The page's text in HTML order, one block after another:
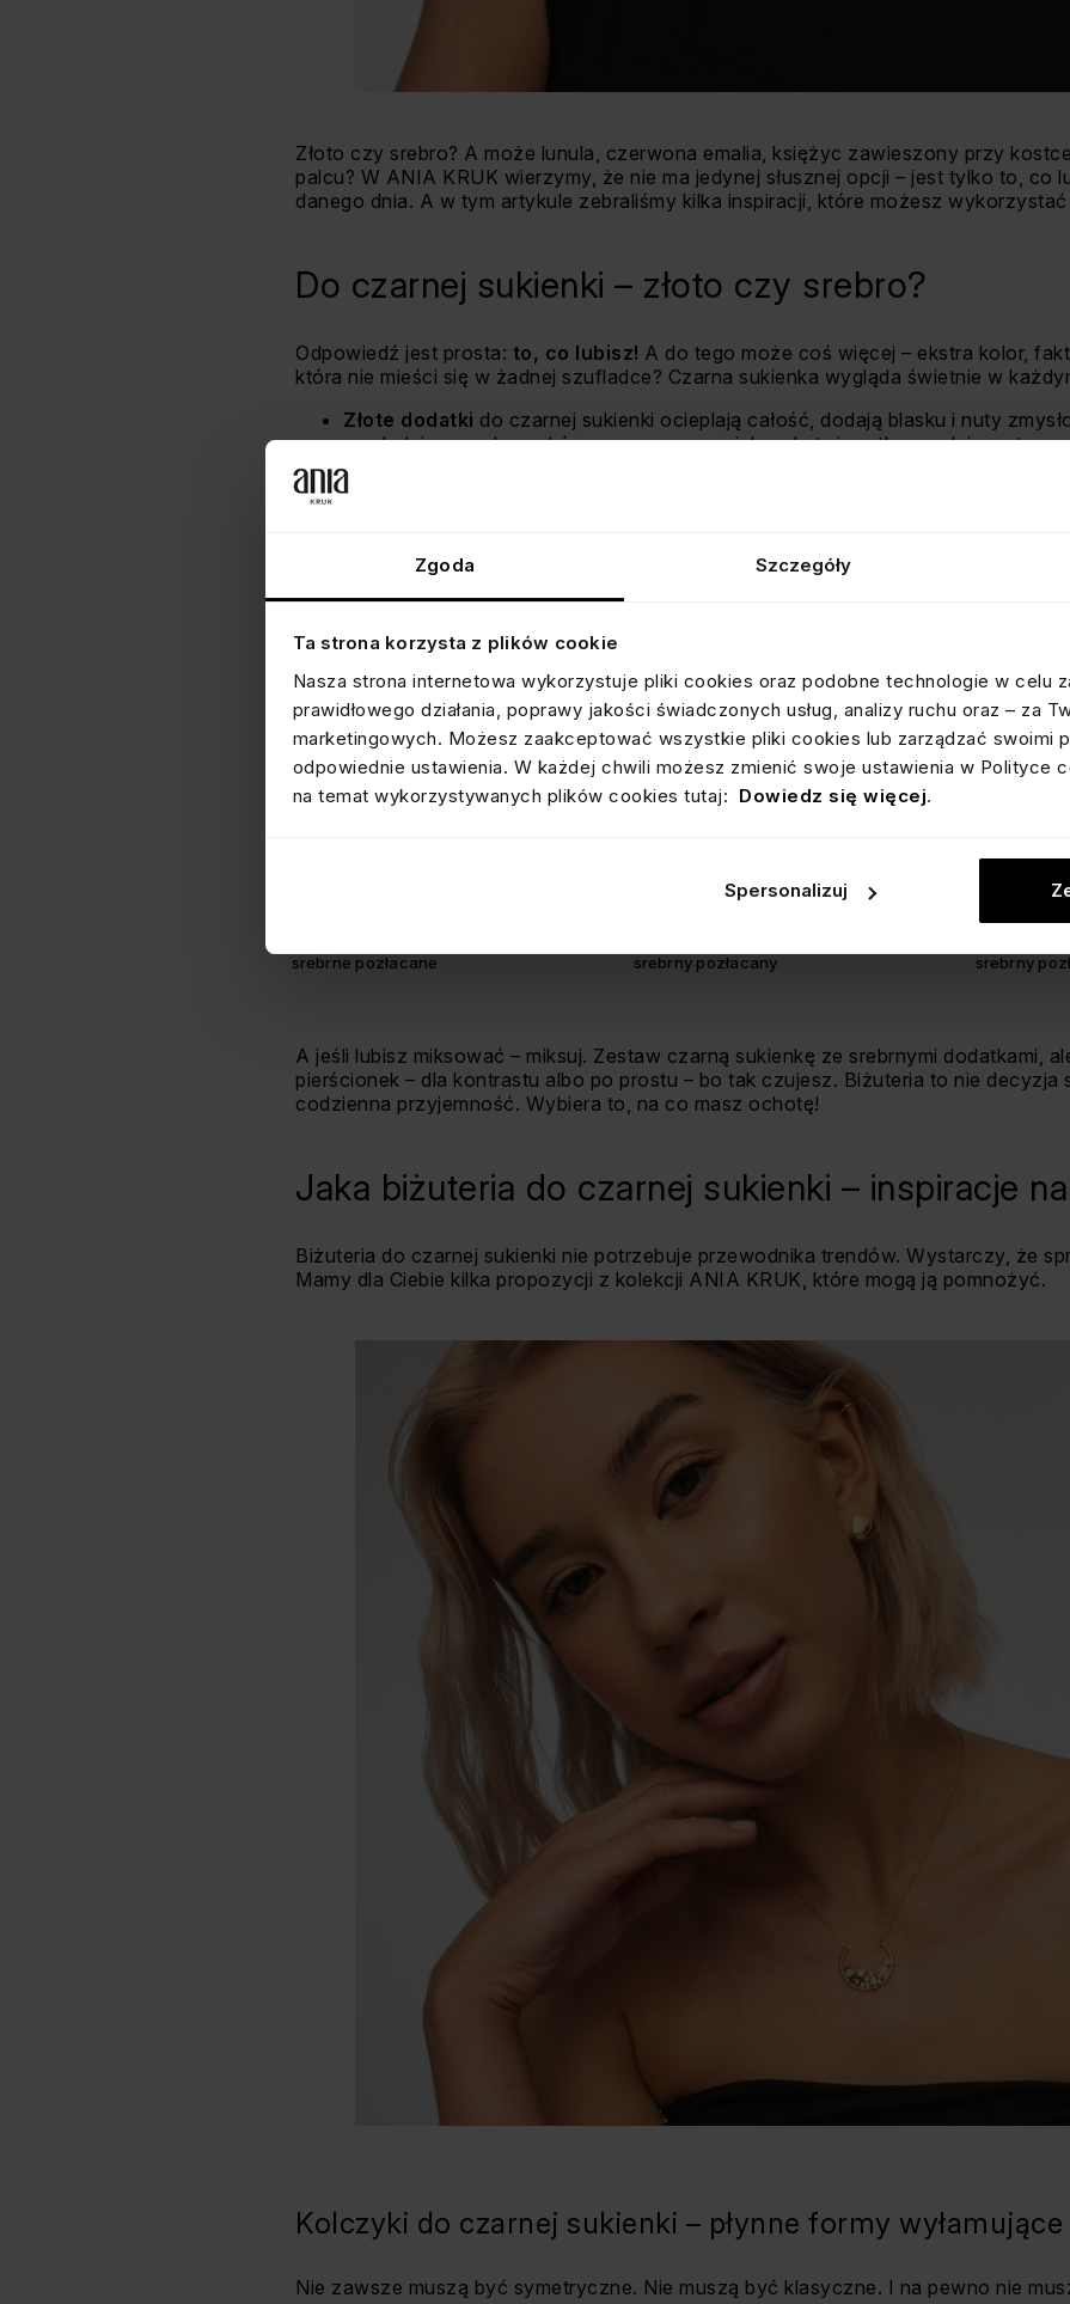
Zgoda Szczegóły
Ta strona korzysta z plików cookie
Nasza strona internetowa wykorzystuje pliki cookies oraz podobne technologie w celu
prawidłowego działania, poprawy jakości świadczonych usług, analizy ruchu oraz – za
marketingowych. Możesz zaakceptować wszystkie pliki cookies lub zarządzać swoimi
odpowiednie ustawienia. W każdej chwili możesz zmienić swoje ustawienia w Polityce
na temat wykorzystywanych plików cookies tutaj: Dowiedz się więcej.
Spersonalizuj
Złoto czy srebro? A może lunula, czerwona emalia, księżyc zawieszony przy
palcu? W ANIA KRUK wierzymy, że nie ma jedynej słusznej opcji – jest tylko to, co
danego dnia. A w tym artykule zebraliśmy kilka inspiracji, które możesz
Do czarnej sukienki – złoto czy srebro?
Odpowiedź jest prosta: to, co lubisz! A do tego może coś więcej – ekstra kolor,
która nie mieści się w żadnej szufladce? Czarna sukienka wygląda świetnie w
Złote dodatki do czarnej sukienki ocieplają całość, dodają blasku i nuty
wyglądają z opaloną skórą, czerwoną szminką, ale też na tle zupełnie
Złoto przyciąga wzrok – bez nachalności, za to z energią.
Srebrne dodatki
do czarnej sukienki są subtelniejsze, chłodniejsze, bardziej
srebrne pozłacane
srebrny pozłacany
srebrny
A jeśli lubisz miksować – miksuj. Zestaw czarną sukienkę ze srebrnymi dodatkami,
pierścionek – dla kontrastu albo po prostu – bo tak czujesz. Biżuteria to nie decyzja
codzienna przyjemność. Wybiera to, na co masz ochotę!
Jaka biżuteria do czarnej sukienki – inspiracje
Biżuteria do czarnej sukienki nie potrzebuje przewodnika trendów. Wystarczy, że
Mamy dla Ciebie kilka propozycji z kolekcji ANIA KRUK, które mogą ją pomnożyć.
Kolczyki do czarnej sukienki – płynne formy
Nie zawsze muszą być symetryczne. Nie muszą być klasyczne. I na pewno nie